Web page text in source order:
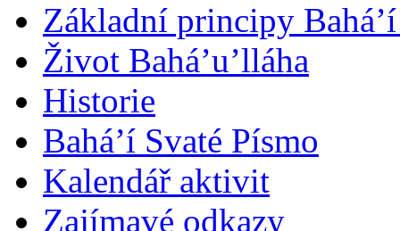
Základní principy
Život Bahá’u’lláha
Historie
Bahá’í Svaté Písmo
Kalendář aktivit
Zajímavé odkazy